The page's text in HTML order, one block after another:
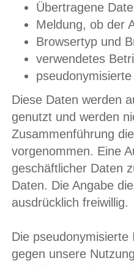
Übertragene
Meldung, ob der
Browsertyp und
verwendetes
Diese Daten werden
genutzt und werden
Zusammenführung
vorgenommen. Eine
geschäftlicher Daten
Daten. Die Angabe
ausdrücklich freiwillig.
Die
gegen unsere